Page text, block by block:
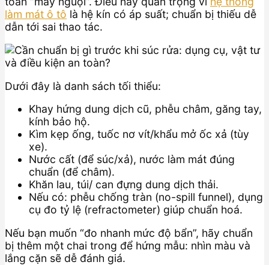
làm mát ô tô là hệ kín có áp suất; chuẩn bị thiếu dễ
dẫn tới sai thao tác.
Dưới đây là danh sách tối thiểu:
Khay hứng dung dịch cũ, phễu châm, găng tay,
kính bảo hộ.
Kìm kẹp ống, tuốc nơ vít/khẩu mở ốc xả (tùy
xe).
Nước cất (để súc/xả), nước làm mát đúng
chuẩn (để châm).
Khăn lau, túi/ can đựng dung dịch thải.
Nếu có: phễu chống tràn (no-spill funnel), dụng
cụ đo tỷ lệ (refractometer) giúp chuẩn hoá.
Nếu bạn muốn “đo nhanh mức độ bẩn”, hãy chuẩn
bị thêm một chai trong để hứng mẫu: nhìn màu và
lắng cặn sẽ dễ đánh giá.